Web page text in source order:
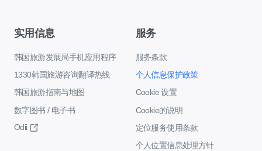
实用信息
韩国旅游发展局手机应用程序
1330韩国旅游咨询翻译热线
韩国旅游指南与地图
数字图书 / 电子书
Odii
服务
服务条款
个人信息保护政策
Cookie 设置
Cookie的说明
定位服务使用条款
个人位置信息处理方针